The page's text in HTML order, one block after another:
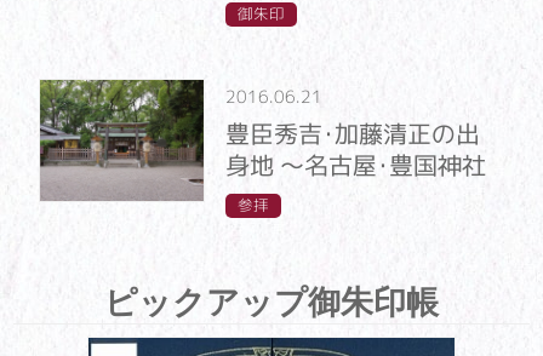
御朱印
2016.06.21
豊臣秀吉・加藤清正の出
身地 ～名古屋・豊国神社
参拝
ピックアップ御朱印帳